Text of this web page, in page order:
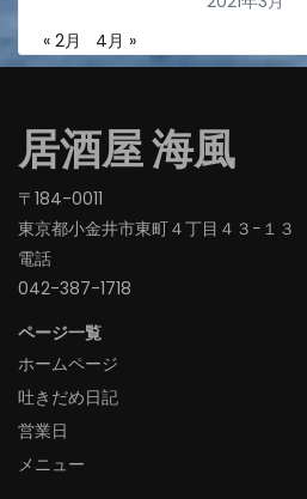
« 2月 4月 »
居酒屋 海風
〒184-0011
東京都小金井市東町４丁目４３−１３
電話
042-387-1718‬
ページ一覧
ホームページ
吐きだめ日記
営業日
メニュー